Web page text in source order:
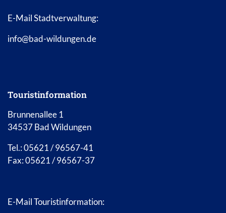
E-Mail Stadtverwaltung:
info@bad-wildungen.de
Touristinformation
Brunnenallee 1
34537 Bad Wildungen
Tel.: 05621 / 96567-41
Fax: 05621 / 96567-37
E-Mail Touristinformation: